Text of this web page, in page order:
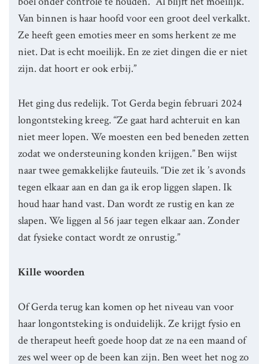
Van binnen is haar hoofd voor een groot deel verkalkt.
Ze heeft geen emoties meer en soms herkent ze me
niet. Dat is echt moeilijk. En ze ziet dingen die er niet
zijn. dat hoort er ook erbij.”
Het ging dus redelijk. Tot Gerda begin februari 2024
longontsteking kreeg. “Ze gaat hard achteruit en kan
niet meer lopen. We moesten een bed beneden zetten
zodat we ondersteuning konden krijgen.” Ben wijst
naar twee gemakkelijke fauteuils. “Die zet ik ’s avonds
tegen elkaar aan en dan ga ik erop liggen slapen. Ik
houd haar hand vast. Dan wordt ze rustig en kan ze
slapen. We liggen al 56 jaar tegen elkaar aan. Zonder
dat fysieke contact wordt ze onrustig.”
Kille woorden
Of Gerda terug kan komen op het niveau van voor
haar longontsteking is onduidelijk. Ze krijgt fysio en
de therapeut heeft goede hoop dat ze na een maand of
zes wel weer op de been kan zijn. Ben weet het nog zo